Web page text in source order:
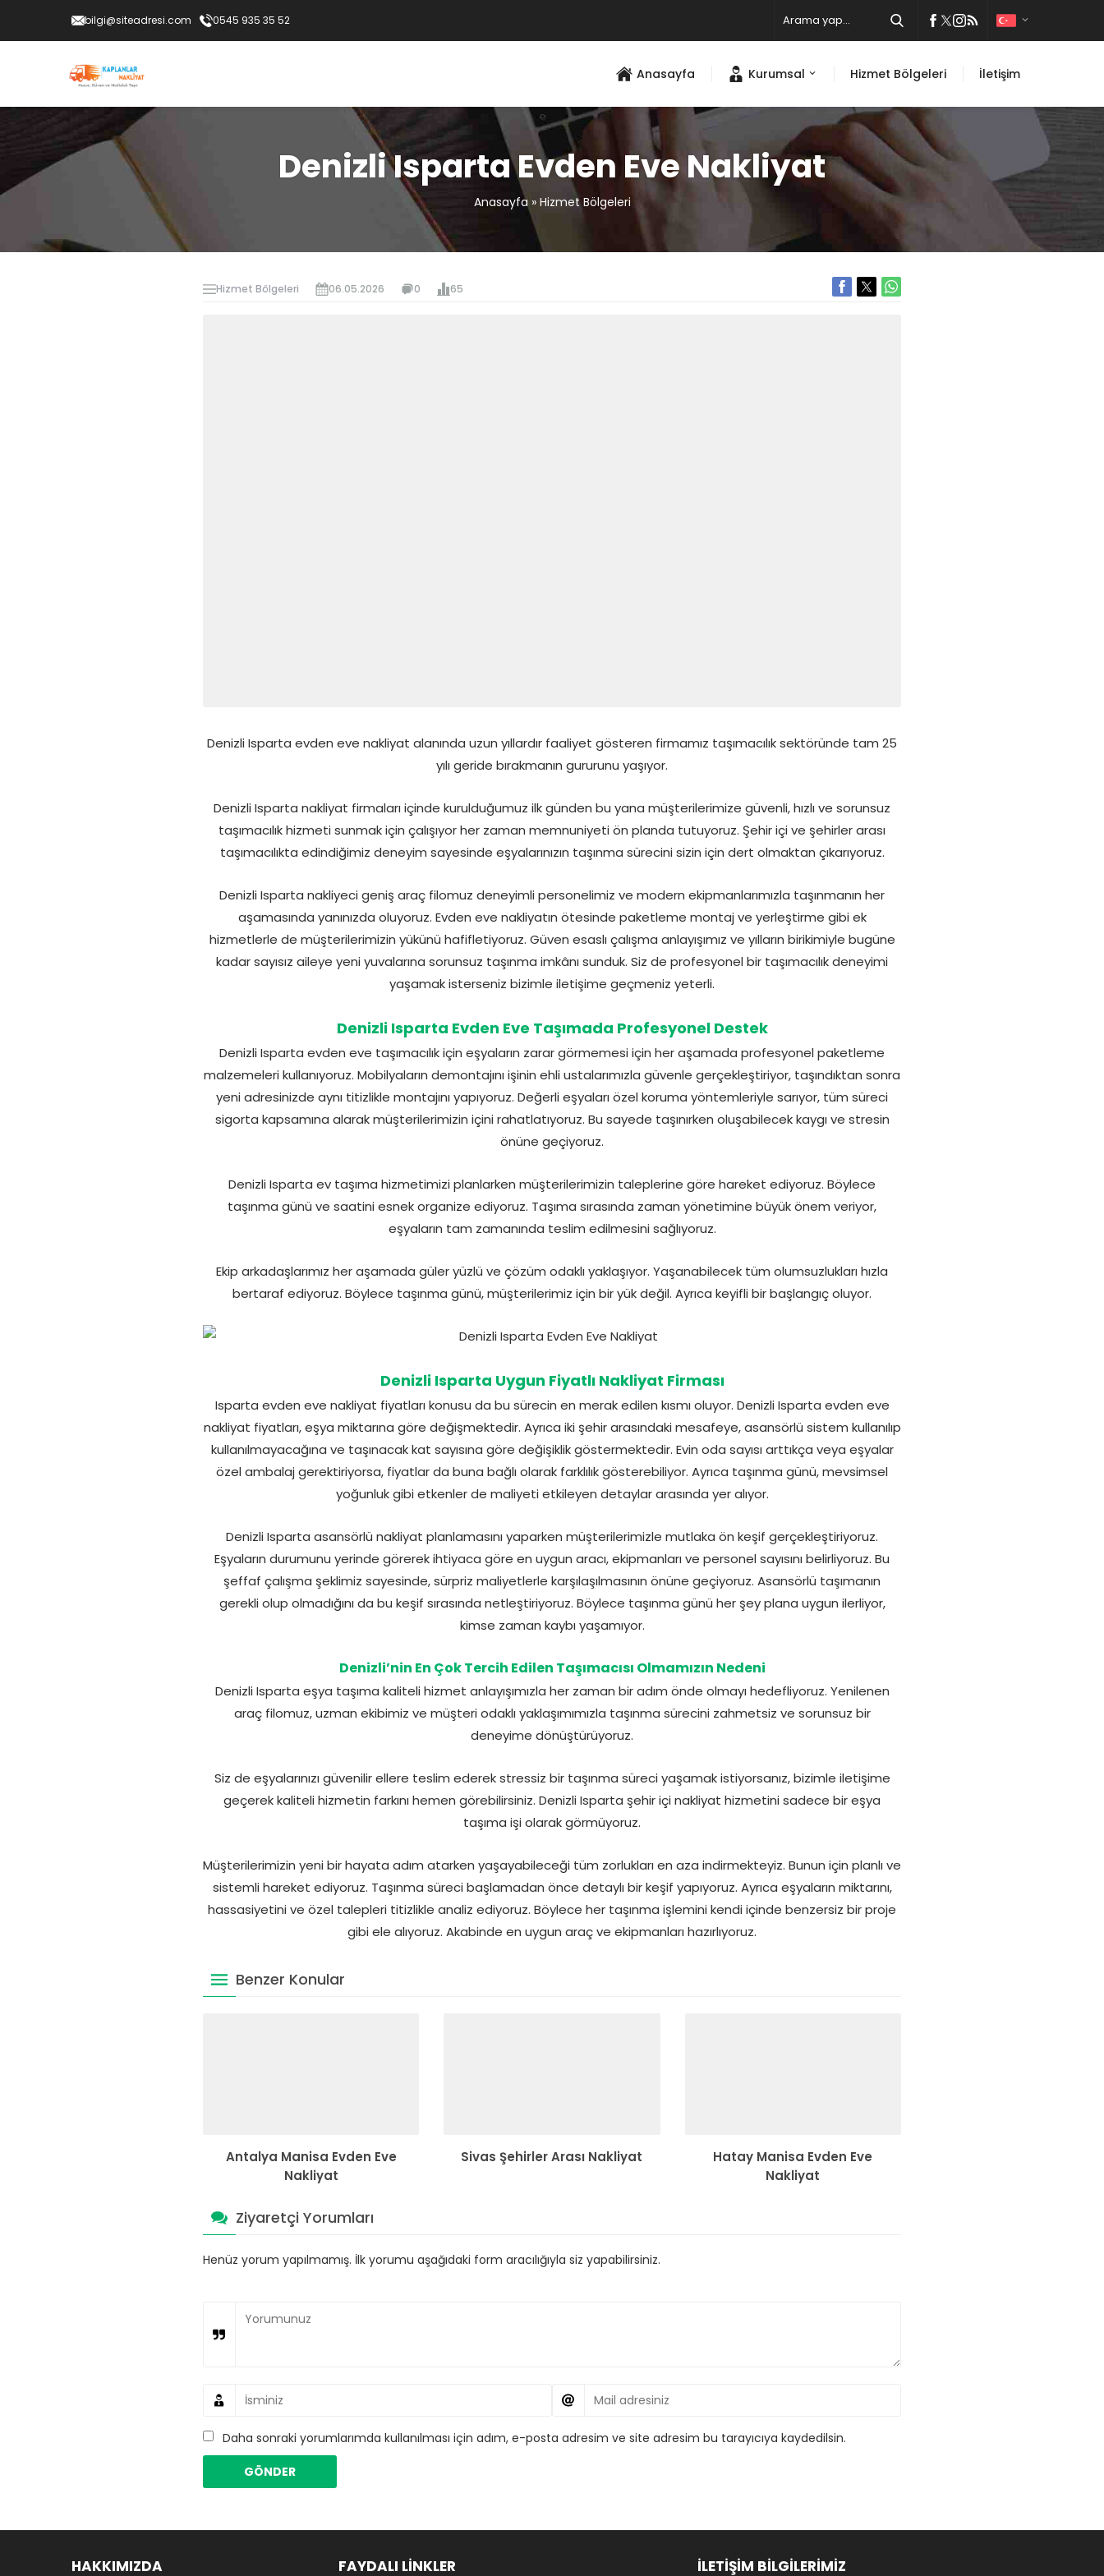
bilgi@siteadresi.com 0545 935 35 52
Anasayfa Kurumsal Hizmet Bölgeleri İletişim
Denizli Isparta Evden Eve Nakliyat
Anasayfa» Hizmet Bölgeleri
Hizmet Bölgeleri 06.05.2026 0 65
Denizli Isparta evden eve nakliyat alanında uzun yıllardır faaliyet gösteren firmamız taşımacılık sektöründe tam 25
yılı geride bırakmanın gururunu yaşıyor.
Denizli Isparta nakliyat firmaları içinde kurulduğumuz ilk günden bu yana müşterilerimize güvenli, hızlı ve sorunsuz
taşımacılık hizmeti sunmak için çalışıyor her zaman memnuniyeti ön planda tutuyoruz. Şehir içi ve şehirler arası
taşımacılıkta edindiğimiz deneyim sayesinde eşyalarınızın taşınma sürecini sizin için dert olmaktan çıkarıyoruz.
Denizli Isparta nakliyeci geniş araç filomuz deneyimli personelimiz ve modern ekipmanlarımızla taşınmanın her
aşamasında yanınızda oluyoruz. Evden eve nakliyatın ötesinde paketleme montaj ve yerleştirme gibi ek
hizmetlerle de müşterilerimizin yükünü hafifletiyoruz. Güven esaslı çalışma anlayışımız ve yılların birikimiyle bugüne
kadar sayısız aileye yeni yuvalarına sorunsuz taşınma imkânı sunduk. Siz de profesyonel bir taşımacılık deneyimi
yaşamak isterseniz bizimle iletişime geçmeniz yeterli.
Denizli Isparta Evden Eve Taşımada Profesyonel Destek
Denizli Isparta evden eve taşımacılık için eşyaların zarar görmemesi için her aşamada profesyonel paketleme
malzemeleri kullanıyoruz. Mobilyaların demontajını işinin ehli ustalarımızla güvenle gerçekleştiriyor, taşındıktan sonra
yeni adresinizde aynı titizlikle montajını yapıyoruz. Değerli eşyaları özel koruma yöntemleriyle sarıyor, tüm süreci
sigorta kapsamına alarak müşterilerimizin içini rahatlatıyoruz. Bu sayede taşınırken oluşabilecek kaygı ve stresin
önüne geçiyoruz.
Denizli Isparta ev taşıma hizmetimizi planlarken müşterilerimizin taleplerine göre hareket ediyoruz. Böylece
taşınma günü ve saatini esnek organize ediyoruz. Taşıma sırasında zaman yönetimine büyük önem veriyor,
eşyaların tam zamanında teslim edilmesini sağlıyoruz.
Ekip arkadaşlarımız her aşamada güler yüzlü ve çözüm odaklı yaklaşıyor. Yaşanabilecek tüm olumsuzlukları hızla
bertaraf ediyoruz. Böylece taşınma günü, müşterilerimiz için bir yük değil. Ayrıca keyifli bir başlangıç oluyor.
Denizli Isparta Uygun Fiyatlı Nakliyat Firması
Isparta evden eve nakliyat fiyatları konusu da bu sürecin en merak edilen kısmı oluyor. Denizli Isparta evden eve
nakliyat fiyatları, eşya miktarına göre değişmektedir. Ayrıca iki şehir arasındaki mesafeye, asansörlü sistem kullanılıp
kullanılmayacağına ve taşınacak kat sayısına göre değişiklik göstermektedir. Evin oda sayısı arttıkça veya eşyalar
özel ambalaj gerektiriyorsa, fiyatlar da buna bağlı olarak farklılık gösterebiliyor. Ayrıca taşınma günü, mevsimsel
yoğunluk gibi etkenler de maliyeti etkileyen detaylar arasında yer alıyor.
Denizli Isparta asansörlü nakliyat planlamasını yaparken müşterilerimizle mutlaka ön keşif gerçekleştiriyoruz.
Eşyaların durumunu yerinde görerek ihtiyaca göre en uygun aracı, ekipmanları ve personel sayısını belirliyoruz. Bu
şeffaf çalışma şeklimiz sayesinde, sürpriz maliyetlerle karşılaşılmasının önüne geçiyoruz. Asansörlü taşımanın
gerekli olup olmadığını da bu keşif sırasında netleştiriyoruz. Böylece taşınma günü her şey plana uygun ilerliyor,
kimse zaman kaybı yaşamıyor.
Denizli’nin En Çok Tercih Edilen Taşımacısı Olmamızın Nedeni
Denizli Isparta eşya taşıma kaliteli hizmet anlayışımızla her zaman bir adım önde olmayı hedefliyoruz. Yenilenen
araç filomuz, uzman ekibimiz ve müşteri odaklı yaklaşımımızla taşınma sürecini zahmetsiz ve sorunsuz bir
deneyime dönüştürüyoruz.
Siz de eşyalarınızı güvenilir ellere teslim ederek stressiz bir taşınma süreci yaşamak istiyorsanız, bizimle iletişime
geçerek kaliteli hizmetin farkını hemen görebilirsiniz. Denizli Isparta şehir içi nakliyat hizmetini sadece bir eşya
taşıma işi olarak görmüyoruz.
Müşterilerimizin yeni bir hayata adım atarken yaşayabileceği tüm zorlukları en aza indirmekteyiz. Bunun için planlı ve
sistemli hareket ediyoruz. Taşınma süreci başlamadan önce detaylı bir keşif yapıyoruz. Ayrıca eşyaların miktarını,
hassasiyetini ve özel talepleri titizlikle analiz ediyoruz. Böylece her taşınma işlemini kendi içinde benzersiz bir proje
gibi ele alıyoruz. Akabinde en uygun araç ve ekipmanları hazırlıyoruz.
Benzer Konular
Antalya Manisa Evden Eve
Nakliyat
Sivas Şehirler Arası Nakliyat
Hatay Manisa Evden Eve
Nakliyat
Ziyaretçi Yorumları
Henüz yorum yapılmamış. İlk yorumu aşağıdaki form aracılığıyla siz yapabilirsiniz.
Daha sonraki yorumlarımda kullanılması için adım, e-posta adresim ve site adresim bu tarayıcıya kaydedilsin.
HAKKIMIZDA FAYDALI LİNKLER İLETİŞİM BİLGİLERİMİZ